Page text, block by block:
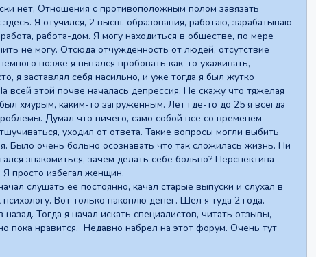
нет, Отношения с противоположным полом завязать
Я отучился, 2 высш. образования, работаю, зарабатываю
работа-дом. Я могу находиться в обществе, по мере
не могу. Отсюда отчужденность от людей, отсутствие
позже я пытался пробовать как-то ухаживать,
я заставлял себя насильно, и уже тогда я был жутко
этой почве началась депрессия. Не скажу что тяжелая
хмурым, каким-то загруженным. Лет где-то до 25 я всегда
Думал что ничего, само собой все со временем
уходил от ответа. Такие вопросы могли выбить
Было очень больно осознавать что так сложилась жизнь. Ни
знакомиться, зачем делать себе больно? Перспектива
Я просто избегал женщин.
слушать ее постоянно, качал старые выпуски и слухал в
Вот только накоплю денег. Шел я туда 2 года.
Тогда я начал искать специалистов, читать отзывы,
пока нравится. Недавно набрел на этот форум. Очень тут